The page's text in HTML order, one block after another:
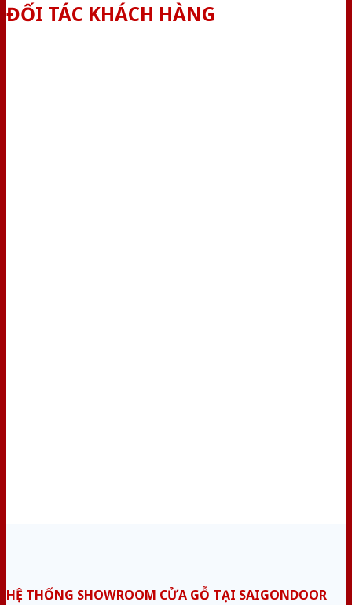
ĐỐI TÁC KHÁCH HÀNG
HỆ THỐNG SHOWROOM CỬA GỖ TẠI SAIGONDOOR